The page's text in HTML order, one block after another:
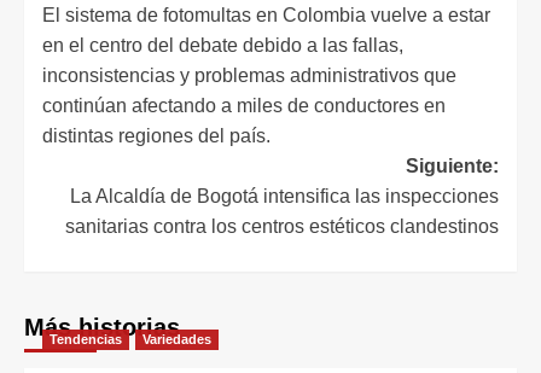
El sistema de fotomultas en Colombia vuelve a estar
en el centro del debate debido a las fallas,
inconsistencias y problemas administrativos que
continúan afectando a miles de conductores en
distintas regiones del país.
Siguiente:
La Alcaldía de Bogotá intensifica las inspecciones
sanitarias contra los centros estéticos clandestinos
Más historias
Tendencias Variedades